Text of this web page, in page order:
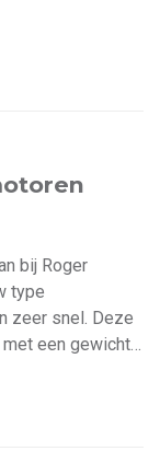
bij Roger
type
zeer snel. Deze
een gewicht…